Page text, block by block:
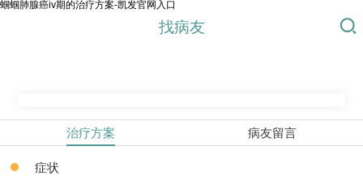
蝈蝈肺腺癌iv期的治疗方案-凯发官网入口
找病友
治疗方案 病友留言
症状